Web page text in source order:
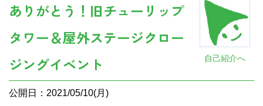
自己紹介へ
ありがとう！旧チューリップ
タワー＆屋外ステージクロー
ジングイベント
公開日：2021/05/10(月)